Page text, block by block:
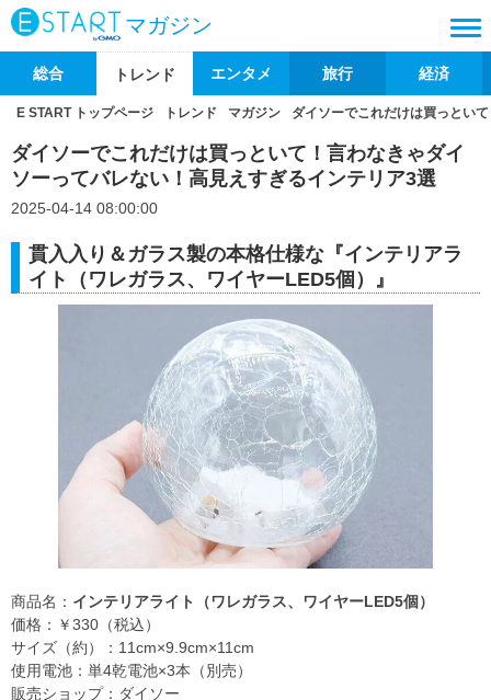
マガジン
総合 トレンド エンタメ 旅行 経済
E START トップページ トレンド マガジン ダイソーでこれだけは買っとい
ダイソーでこれだけは買っといて！言わなきゃダイ
ソーってバレない！高見えすぎるインテリア3選
2025-04-14 08:00:00
貫入入り＆ガラス製の本格仕様な『インテリアラ
イト（ワレガラス、ワイヤーLED5個）』
商品名： インテリアライト（ワレガラス、ワイヤーLED5個）
価格：￥330（税込）
サイズ（約）：11cm×9.9cm×11cm
使用電池：単4乾電池×3本（別売）
販売ショップ：ダイソー